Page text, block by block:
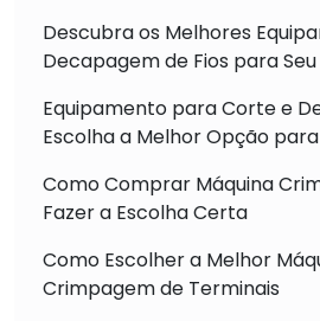
Descubra os Melhores
Decapagem de Fios para
Equipamento para Corte e
Escolha a Melhor Opção
Como Comprar Máquina
Fazer a Escolha Certa
Como Escolher a Melhor
Crimpagem de Terminais